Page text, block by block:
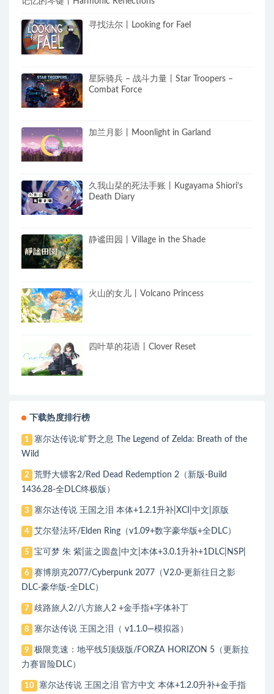
寻找法尔丨Looking for Fael
星际骑兵 – 战斗力量丨Star Troopers –
Combat Force
加兰月影丨Moonlight in Garland
久我山栞的死法手账丨Kugayama Shiori’s
Death Diary
静谧田园丨Village in the Shade
火山的女儿丨Volcano Princess
四叶草的花语丨Clover Reset
下载热度排行榜
1
塞尔达传说:旷野之息 The Legend of Zelda: Breath of the
Wild
2
荒野大镖客2/Red Dead Redemption 2（新版-Build
1436.28-全DLC终极版）
3 塞尔达传说 王国之泪 本体+1.2.1升补|XCI|中文|原版
4 艾尔登法环/Elden Ring（v1.09+数字豪华版+全DLC）
5 宝可梦 朱 紫|蓝之圆盘|中文|本体+3.0.1升补+1DLC|NSP|
6
赛博朋克2077/Cyberpunk 2077（V2.0-更新往日之影
DLC-豪华版-全DLC）
7 歧路旅人2/八方旅人2 +金手指+字体补丁
8 塞尔达传说 王国之泪（ v1.1.0—模拟器）
9
极限竞速：地平线5顶级版/FORZA HORIZON 5（更新拉
力赛冒险DLC）
10
塞尔达传说 王国之泪 官方中文 本体+1.2.0升补+金手指